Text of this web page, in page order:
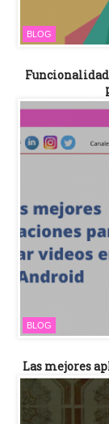
BLOG
BLOG
Las mejores